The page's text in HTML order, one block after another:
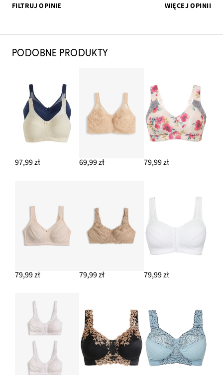
FILTRUJ OPINIE
WIĘCEJ OPINII
PODOBNE PRODUKTY
97,99 zł 69,99 zł 79,99 zł
79,99 zł 79,99 zł 79,99 zł